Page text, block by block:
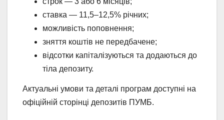
ставка — 11,5–12,5% річних;
можливість поповнення;
зняття коштів не передбачене;
відсотки капіталізуються та додаються до
тіла депозиту.
Актуальні умови та деталі програм доступні на
офіційній сторінці депозитів ПУМБ.